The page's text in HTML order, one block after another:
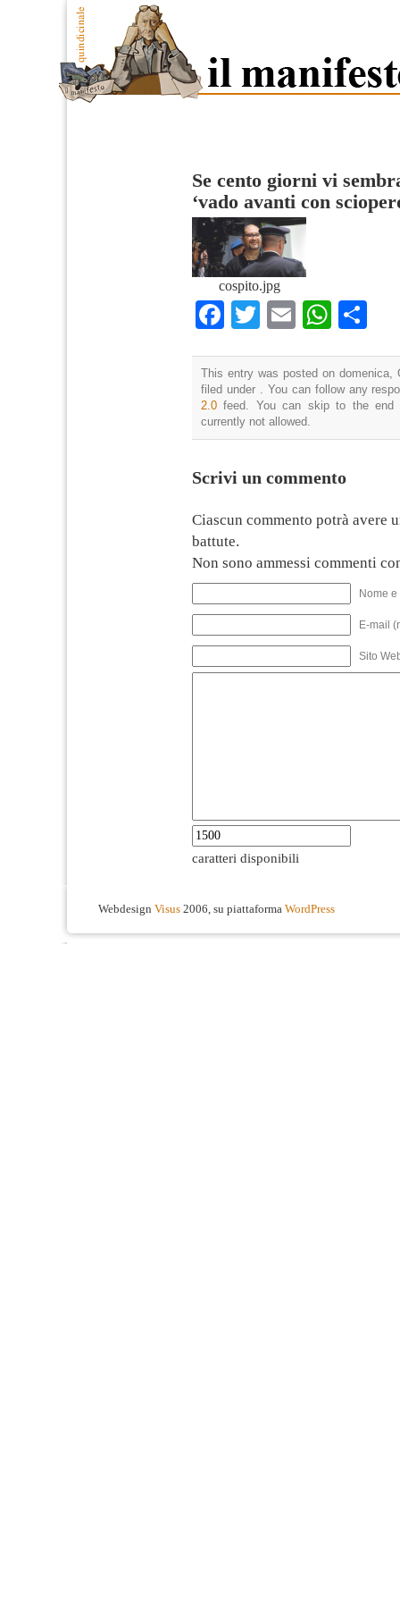
Se cento giorni vi
‘vado avanti con
cospito.jpg
Facebook
TwitterEmail
This entry was posted on
filed under . You can follow any
2.0 feed. You can skip to the end
currently not allowed.
Scrivi un commento
Ciascun commento potrà avere
battute.
Non sono ammessi commenti
Nome
E-mail
Sito
caratteri disponibili
Webdesign Visus 2006, su piattaforma WordPress